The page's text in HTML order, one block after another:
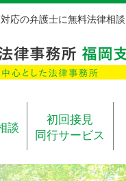
応の弁護士に無料法律相談
談
初回接見
同行サービス